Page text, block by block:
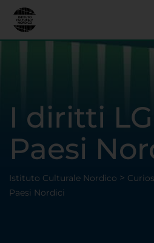
I diritti
Paesi
Istituto Culturale Nordico >
Paesi Nordici